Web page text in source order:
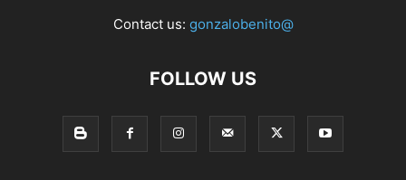
Contact us: gonzalobenito@
FOLLOW US